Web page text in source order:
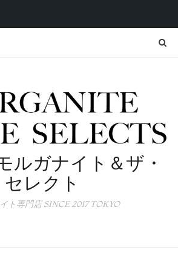
ルガナイト＆ザ・
セレクト
ト専門店 SINCE 2017 TOKYO